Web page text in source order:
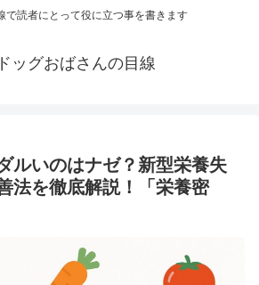
で読者にとって役に立つ事を書きます
ッグおばさんの目線
ルいのはナゼ？新型栄養失
法を徹底解説！「栄養密